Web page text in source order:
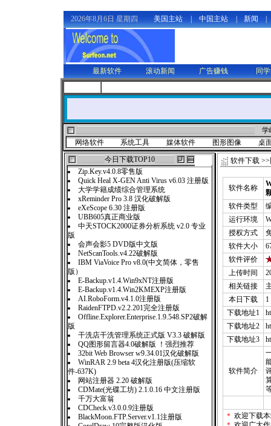
2026年8月6日 星期四 美国主站 中国主站 新闻
最新软件 滚动新闻 广告赚钱 同
学
网络软件
系统工具 媒体软件 图形图像
桌
今日下载TOP10
Zip.Key.v4.0.8零售版
Quick Heal X-GEN Anti Virus v6.03 注册版
大学学籍成绩综合管理系统
xReminder Pro 3.8 汉化破解版
eXeScope 6.30 注册版
UBB605真正商业版
中天STOCK2000证券分析系统 v2.0 专业
版
会声会影5 DVD版中文版
NetScanTools.v4.22破解版
IBM ViaVoice Pro v8.0(中文简体，零售
版）
E-Backup.v1.4.Win9xNT注册版
E-Backup.v1.4.Win2KMEXP注册版
AI.RoboForm.v4.1.0注册版
RaidenFTPD.v2.2.201完全注册版
Offline.Explorer.Enterprise.1.9.548.SP2破解
版
干洗店干洗管理系统正式版 V3.3 破解版
QQ图形留言器4.0破解版 ！强烈推荐
32bit Web Browser w9.34.01汉化破解版
WinRAR 2.9 beta 4汉化注册版(压缩软
件-637K)
网站注册器 2.20 破解版
CDMate(光碟工坊) 2.1.0.16 中文注册版
千万大富翁
CDCheck.v3.0.0.9注册版
BlackMoon.FTP.Server.v1.1注册版
软件下载 >>
软件名称
软件类型
运行环境
授权方式
软件大小
软件评价
上传时间
相关链接
本日下载
下载地址1
下载地址2
下载地址3
软件简介
＊ 欢迎下载